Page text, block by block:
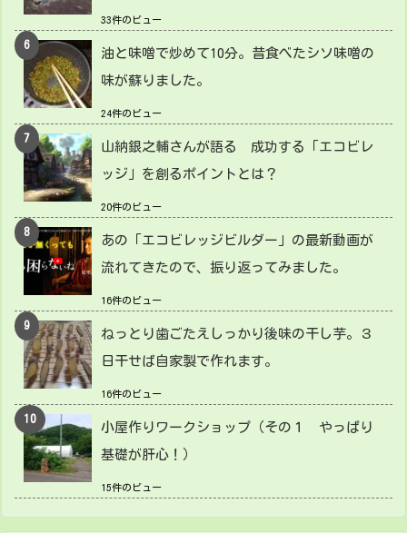
33件のビュー
油と味噌で炒めて10分。昔食べたシソ味噌の
味が蘇りました。
24件のビュー
山納銀之輔さんが語る 成功する「エコビレ
ッジ」を創るポイントとは？
20件のビュー
あの「エコビレッジビルダー」の最新動画が
流れてきたので、振り返ってみました。
16件のビュー
ねっとり歯ごたえしっかり後味の干し芋。３
日干せば自家製で作れます。
16件のビュー
小屋作りワークショップ（その１ やっぱり
基礎が肝心！）
15件のビュー